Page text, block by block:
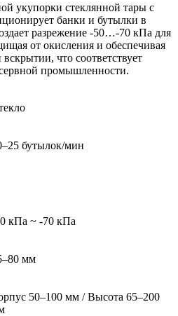
укупорки стеклянной тары с
банки и бутылки в
разрежение -50…-70 кПа для
от окисления и обеспечивая
что соответствует
промышленности.
бутылок/мин
кПа ~ -70 кПа
мм
50–100 мм / Высота 65–200